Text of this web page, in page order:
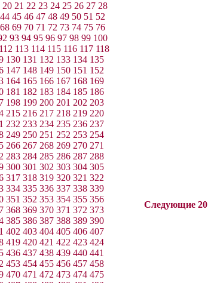
20 21 22 23 24 25 26 27 28
44 45 46 47 48 49 50 51 52
68 69 70 71 72 73 74 75 76
93 94 95 96 97 98 99 100
112 113 114 115 116 117 118
130 131 132 133 134 135
147 148 149 150 151 152
164 165 166 167 168 169
181 182 183 184 185 186
198 199 200 201 202 203
215 216 217 218 219 220
232 233 234 235 236 237
249 250 251 252 253 254
266 267 268 269 270 271
283 284 285 286 287 288
300 301 302 303 304 305
317 318 319 320 321 322
334 335 336 337 338 339
351 352 353 354 355 356
368 369 370 371 372 373
385 386 387 388 389 390
402 403 404 405 406 407
419 420 421 422 423 424
436 437 438 439 440 441
453 454 455 456 457 458
470 471 472 473 474 475
Следующие 20